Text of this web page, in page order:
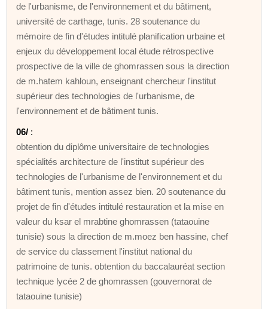
de l'urbanisme, de l'environnement et du bâtiment,
université de carthage, tunis. 28 soutenance du
mémoire de fin d'études intitulé planification urbaine et
enjeux du développement local étude rétrospective
prospective de la ville de ghomrassen sous la direction
de m.hatem kahloun, enseignant chercheur l'institut
supérieur des technologies de l'urbanisme, de
l'environnement et de bâtiment tunis.
06/ :
obtention du diplôme universitaire de technologies
spécialités architecture de l'institut supérieur des
technologies de l'urbanisme de l'environnement et du
bâtiment tunis, mention assez bien. 20 soutenance du
projet de fin d'études intitulé restauration et la mise en
valeur du ksar el mrabtine ghomrassen (tataouine
tunisie) sous la direction de m.moez ben hassine, chef
de service du classement l'institut national du
patrimoine de tunis. obtention du baccalauréat section
technique lycée 2 de ghomrassen (gouvernorat de
tataouine tunisie)